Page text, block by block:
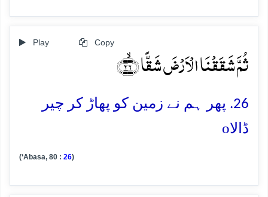
Play Copy
ثُمَّ شَقَقۡنَا الۡاَرۡضَ شَقًّا ﴿ۙ۲۶﴾
26. پھر ہم نے زمین کو پھاڑ کر چیر
ڈالاo
(‘Abasa, 80 : 26)